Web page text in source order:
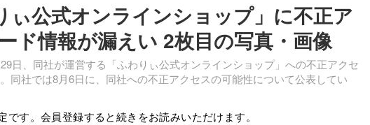
ぃ公式オンラインショップ」に不正ア
ド情報が漏えい 2枚目の写真・画像
日、同社が運営する「ふわりぃ公式オンラインショップ」への不正アクセ
同社では8月6日に、同社への不正アクセスの可能性について公表してい
です。会員登録すると続きをお読みいただけます。